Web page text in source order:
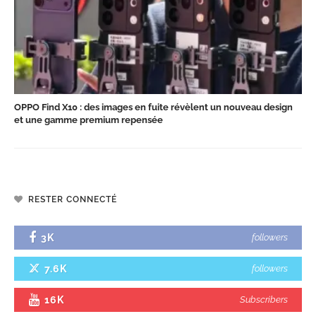
OPPO Find X10 : des images en fuite révèlent un nouveau design
et une gamme premium repensée
RESTER CONNECTÉ
3K followers
7.6K followers
16K Subscribers